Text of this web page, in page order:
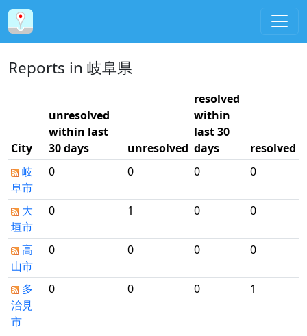
Reports in 岐阜県
City
unresolved
within last
30 days
unresolved
resolved
within
last 30
days
resolved
岐
阜市
0 0 0 0
大
垣市
0 1 0 0
高
山市
0 0 0 0
多
治見
市
0 0 0 1